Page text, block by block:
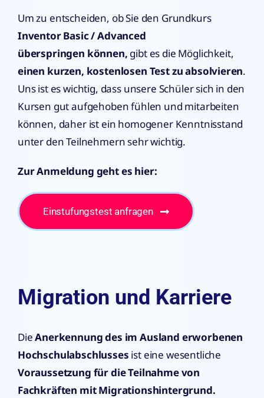
Um zu entscheiden, ob Sie den Grundkurs
Inventor Basic / Advanced
überspringen können, gibt es die Möglichkeit,
einen kurzen, kostenlosen Test zu absolvieren.
Uns ist es wichtig, dass unsere Schüler sich in den
Kursen gut aufgehoben fühlen und mitarbeiten
können, daher ist ein homogener Kenntnisstand
unter den Teilnehmern sehr wichtig.
Zur Anmeldung geht es hier:
Einstufungstest anfragen
Migration und Karriere
DieAnerkennung des im Ausland erworbenen
Hochschulabschlusses ist eine wesentliche
Voraussetzung für die Teilnahme von
Fachkräften mit Migrationshintergrund.